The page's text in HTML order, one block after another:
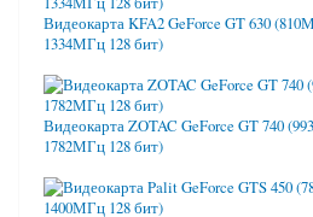
Видеокарта KFA2 GeForce GT 630
1334МГц 128 бит)
Видеокарта ZOTAC GeForce GT 740
1782МГц 128 бит)